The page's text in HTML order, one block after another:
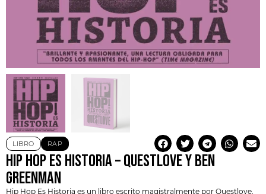
LIBRO RAP
HIP HOP ES HISTORIA – QUESTLOVE Y BEN
GREENMAN
Hip Hop Es Historia es un libro escrito magistralmente por Questlove,